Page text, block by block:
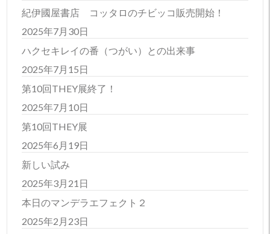
紀伊國屋書店 コッタロのチビッコ販売開始！
2025年7月30日
ハクセキレイの番（つがい）との出来事
2025年7月15日
第10回THEY展終了！
2025年7月10日
第10回THEY展
2025年6月19日
新しい試み
2025年3月21日
本日のマンデラエフェクト２
2025年2月23日